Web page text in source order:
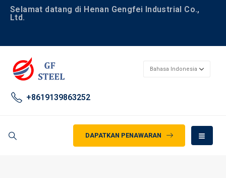
Selamat datang di Henan Gengfei Industrial Co.,
Ltd.
+8619139863252
DAPATKAN PENAWARAN